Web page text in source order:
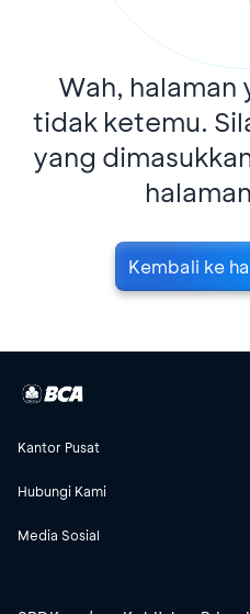
Wah, halaman
tidak ketemu.
yang
Kembali ke
Kantor Pusat
Hubungi Kami
Media Sosial